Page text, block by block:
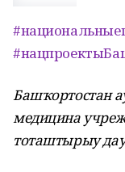
Башҡортостан
медицина
тоташтырыу